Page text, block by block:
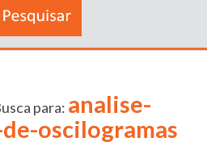
para: analise-
oscilogramas